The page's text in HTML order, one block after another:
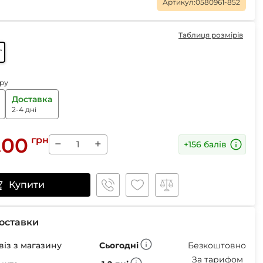
Артикул:0580961-852
Таблиця розмірів
Доставка
2-4 дні
грн − + +156 балів
Купити
з магазину Сьогодні
Безкоштовно
За тарифом